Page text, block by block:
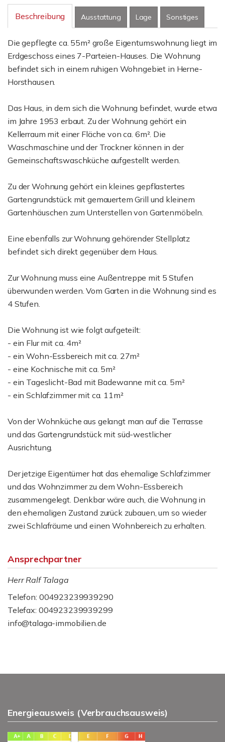
Beschreibung Ausstattung Lage Sonstiges
Die gepflegte ca. 55m² große Eigentumswohnung liegt im
Erdgeschoss eines 7-Parteien-Hauses. Die Wohnung
befindet sich in einem ruhigen Wohngebiet in Herne-
Horsthausen.
Das Haus, in dem sich die Wohnung befindet, wurde etwa
im Jahre 1953 erbaut. Zu der Wohnung gehört ein
Kellerraum mit einer Fläche von ca. 6m². Die
Waschmaschine und der Trockner können in der
Gemeinschaftswaschküche aufgestellt werden.
Zu der Wohnung gehört ein kleines gepflastertes
Gartengrundstück mit gemauertem Grill und kleinem
Gartenhäuschen zum Unterstellen von Gartenmöbeln.
Eine ebenfalls zur Wohnung gehörender Stellplatz
befindet sich direkt gegenüber dem Haus.
Zur Wohnung muss eine Außentreppe mit 5 Stufen
überwunden werden. Vom Garten in die Wohnung sind es
4 Stufen.
Die Wohnung ist wie folgt aufgeteilt:
- ein Flur mit ca. 4m²
- ein Wohn-Essbereich mit ca. 27m²
- eine Kochnische mit ca. 5m²
- ein Tageslicht-Bad mit Badewanne mit ca. 5m²
- ein Schlafzimmer mit ca. 11m²
Von der Wohnküche aus gelangt man auf die Terrasse
und das Gartengrundstück mit süd-westlicher
Ausrichtung.
Der jetzige Eigentümer hat das ehemalige Schlafzimmer
und das Wohnzimmer zu dem Wohn-Essbereich
zusammengelegt. Denkbar wäre auch, die Wohnung in
den ehemaligen Zustand zurück zubauen, um so wieder
zwei Schlafräume und einen Wohnbereich zu erhalten.
Ansprechpartner
Herr Ralf Talaga
Telefon: 004923239939290
Telefax: 004923239939299
info@talaga-immobilien.de
Energieausweis (Verbrauchsausweis)